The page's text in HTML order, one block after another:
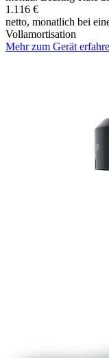
1.116 €
netto, monatlich bei
Vollamortisation
Mehr zum Gerät